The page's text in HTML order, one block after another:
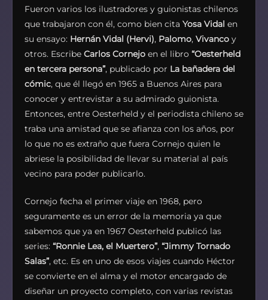
Fueron varios los ilustradores y guionistas chilenos
que trabajaron con él, como bien cita Yosa Vidal en
su ensayo: Hernán Vidal (Hervi), Palomo, Vivanco y
otros. Escribe Carlos Cornejo en el libro “Oesterheld
en tercera persona”, publicado por La bañadera del
cómic, que él llegó en 1965 a Buenos Aires para
conocer y entrevistar a su admirado guionista.
Entonces, entre Oesterheld y el periodista chileno se
traba una amistad que se afianza con los años, por
lo que no es extraño que fuera Cornejo quien le
abriese la posibilidad de llevar su material al país
vecino para poder publicarlo.
Cornejo fecha el primer viaje en 1968, pero
seguramente es un error de la memoria ya que
sabemos que ya en 1967 Oesterheld publicó las
series: “Ronnie Lea, el Muertero”, “Jimmy Tornado
Salas”, etc. Es en uno de esos viajes cuando Héctor
se convierte en el alma y el motor encargado de
diseñar un proyecto completo, con varias revistas